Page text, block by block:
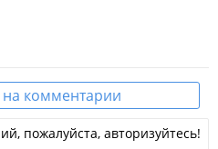
на комментарии
пожалуйста, авторизуйтесь!